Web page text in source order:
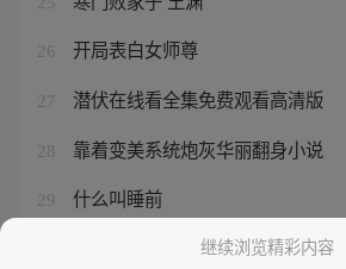
26 开局表白女师尊
27 潜伏在线看全集免费观看高清版
28 靠着变美系统炮灰华丽翻身小说
29 什么叫睡前
继续浏览精彩内容